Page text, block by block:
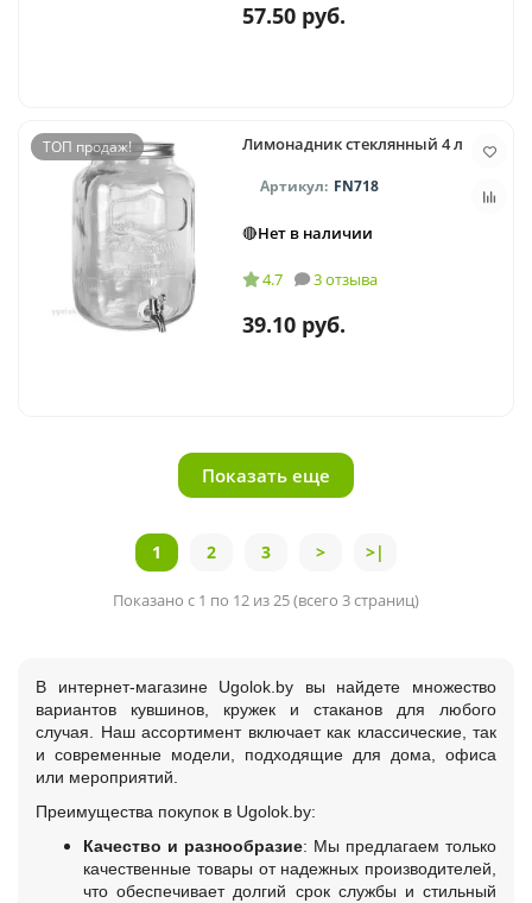
57.50 руб.
ТОП продаж! Лимонадник стеклянный 4 л
FN718
🔴Нет в наличии
4.7 3 отзыва
39.10 руб.
Показать еще
1 2 3 > >|
Показано с 1 по 12 из 25 (всего 3 страниц)
В интернет-магазине Ugolok.by вы найдете множество
вариантов кувшинов, кружек и стаканов для любого
случая. Наш ассортимент включает как классические, так
и современные модели, подходящие для дома, офиса
или мероприятий.
Преимущества покупок в Ugolok.by:
Качество и разнообразие: Мы предлагаем только
качественные товары от надежных производителей,
что обеспечивает долгий срок службы и стильный